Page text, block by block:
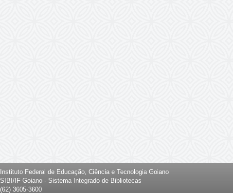
Instituto Federal de Educação, Ciência e Tecnologia Goiano
SIBI/IF Goiano - Sistema Integrado de Bibliotecas
(62) 3605-3600